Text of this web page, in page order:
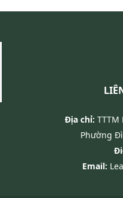
Địa chỉ: TTTM
Phường
Email: